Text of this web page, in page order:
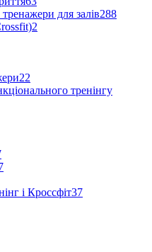
для залів288
2
22
тренінгу
і Кроссфіт37